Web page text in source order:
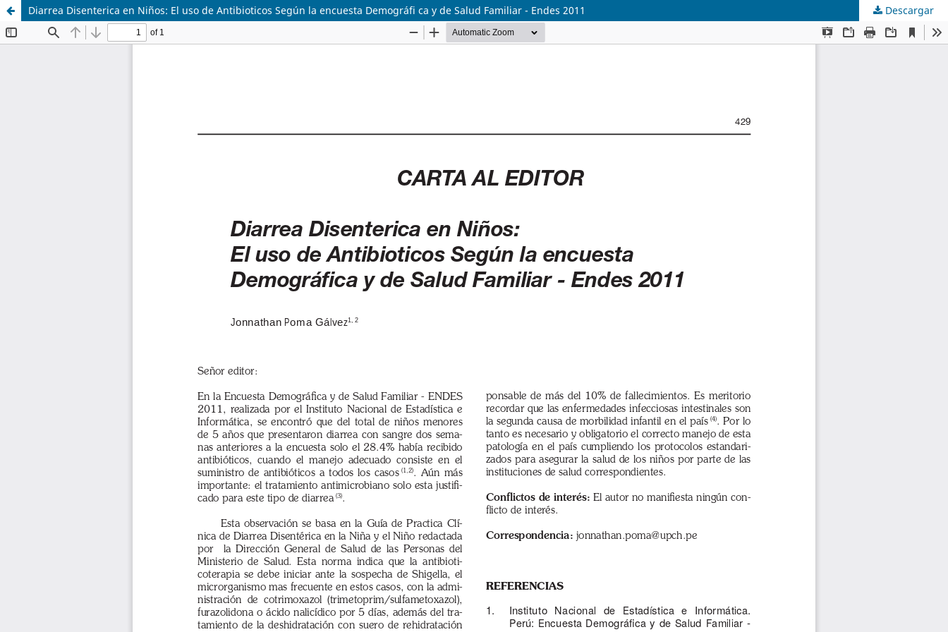
Diarrea Disenterica en Niños: El uso de Antibioticos Según la encuesta Demográfi ca y de Salud Familiar - Endes 2011 Descargar